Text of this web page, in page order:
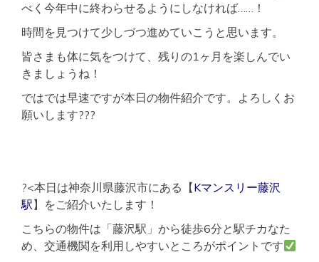
べく今年中に終わらせるようにしなければ……！
時間を見つけて少しづつ進めていこうと思います。
皆さまも体に気をつけて、残りの1ヶ月を楽しんでい
きましょうね！
ではでは早速ですが本日の物件紹介です。よろしくお
願いします???
?<本日は神奈川県藤沢市にある【Kマンスリー藤沢
駅】をご紹介いたします！
こちらの物件は「藤沢駅」から徒歩6分と駅チカなた
め、交通機関を利用しやすいところがポイントです